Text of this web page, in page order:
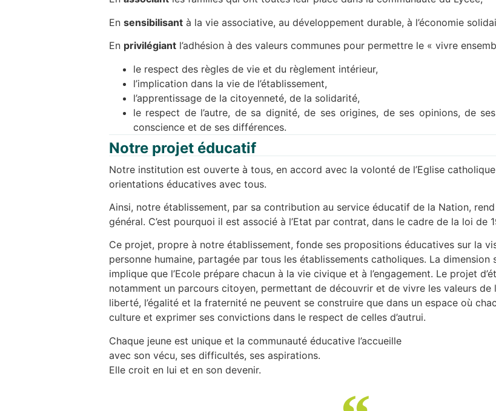
Ensensibilisant à la vie associative, au développement durable, à l’économie
En privilégiant l’adhésion à des valeurs communes pour permettre le « vivre
le respect des règles de vie et du règlement intérieur,
l’implication dans la vie de l’établissement,
l’apprentissage de la citoyenneté, de la solidarité,
le respect de l’autre, de sa dignité, de ses origines, de ses opinions, de
conscience et de ses différences.
Notre projet éducatif
Notre institution est ouverte à tous, en accord avec la volonté de l’Eglise
orientations éducatives avec tous.
Ainsi, notre établissement, par sa contribution au service éducatif de la Nation, rend
général. C’est pourquoi il est associé à l’Etat par contrat, dans le cadre de la loi de
Ce projet, propre à notre établissement, fonde ses propositions éducatives sur la
personne humaine, partagée par tous les établissements catholiques. La dimension
implique que l’Ecole prépare chacun à la vie civique et à l’engagement. Le projet
notamment un parcours citoyen, permettant de découvrir et de vivre les valeurs de
liberté, l’égalité et la fraternité ne peuvent se construire que dans un espace où
culture et exprimer ses convictions dans le respect de celles d’autrui.
Chaque jeune est unique et la communauté éducative l’accueille
avec son vécu, ses difficultés, ses aspirations.
Elle croit en lui et en son devenir.